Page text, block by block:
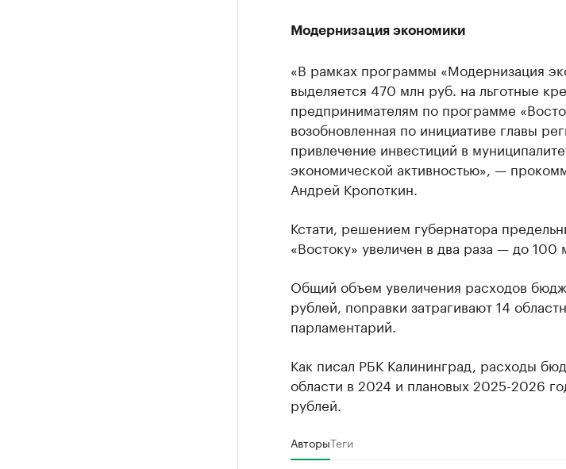
Модернизация экономики
«В рамках программы «Модернизация
выделяется 470 млн руб. на льготные
предпринимателям по программе
возобновленная по инициативе главы
привлечение инвестиций в
экономической активностью», —
Андрей Кропоткин.
Кстати, решением губернатора
«Востоку» увеличен в два раза — до 100
Общий объем увеличения расходов
рублей, поправки затрагивают 14
парламентарий.
Как писал РБК Калининград, расходы
области в 2024 и плановых 2025-2026
рублей.
АвторыТеги